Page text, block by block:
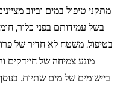
בשל עמידותם בפני כלור,
בטיפול. משטח לא חדיר של
מונע צמיחה של חיידקים
ביישומים של מים שתיות.